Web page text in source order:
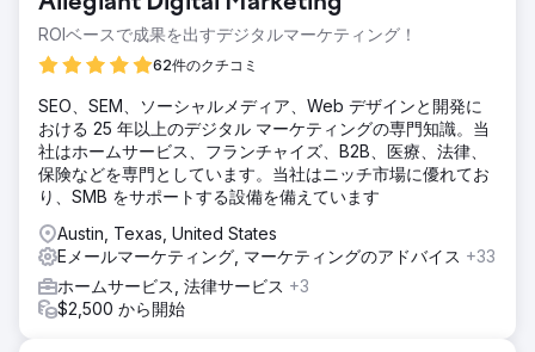
度を高め、ユーザーエクスペリエンスを強化し、収益の成長
を促進しながら、同社の使命と価値観を反映した、統一感の
ある時代を超越した外観を作成することでした。
Anchour は、新しいロゴ、サブマーク、カラーパレット、ブ
ランド戦略を含む完全なブランド刷新を実現しました。The
Rope Company の Web サイトを再設計し、UX/UI の強化、
ナビゲーションの改善、SEO 統合により、WooCommerce
から Shopify に移行しました。また、Facebook、
Instagram、YouTube の広告を管理し、メール マーケティン
グ キャンペーンを実施しました。同社のチームは、すべての
取り組みが新しいブランドと一致するようにし、すべてのチ
ャネルで統一感のある時代を超越した外観を実現しました。
ROIベースで成果を出すデジタルマーケティング！
62件のクチコミ
SEO、SEM、ソーシャルメディア、Web デザインと開発に
おける 25 年以上のデジタル マーケティングの専門知識。当
社はホームサービス、フランチャイズ、B2B、医療、法律、
保険などを専門としています。当社はニッチ市場に優れてお
り、SMB をサポートする設備を備えています
Austin, Texas, United States
Eメールマーケティング, マーケティングのアドバイス +33
ホームサービス, 法律サービス +3
$2,500 から開始